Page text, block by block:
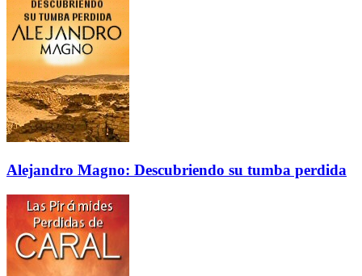
Alejandro Magno: Descubriendo su tumba perdida